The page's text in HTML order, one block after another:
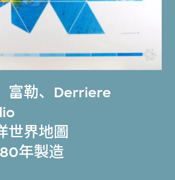
富勒、 Derriere
世界地圖
年製造